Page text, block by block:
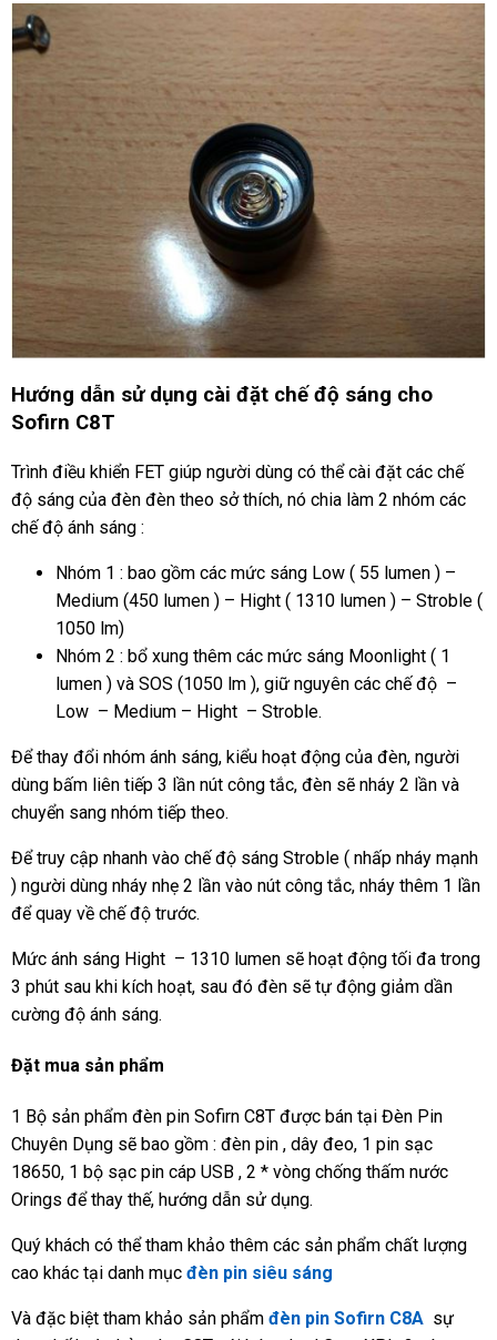
Hướng dẫn sử dụng cài đặt chế độ sáng cho
Sofirn C8T
Trình điều khiển FET giúp người dùng có thể cài đặt các chế
độ sáng của đèn đèn theo sở thích, nó chia làm 2 nhóm các
chế độ ánh sáng :
Nhóm 1 : bao gồm các mức sáng Low ( 55 lumen ) –
Medium (450 lumen ) – Hight ( 1310 lumen ) – Stroble (
1050 lm)
Nhóm 2 : bổ xung thêm các mức sáng Moonlight ( 1
lumen ) và SOS (1050 lm ), giữ nguyên các chế độ –
Low – Medium – Hight – Stroble.
Để thay đổi nhóm ánh sáng, kiểu hoạt động của đèn, người
dùng bấm liên tiếp 3 lần nút công tắc, đèn sẽ nháy 2 lần và
chuyển sang nhóm tiếp theo.
Để truy cập nhanh vào chế độ sáng Stroble ( nhấp nháy mạnh
) người dùng nháy nhẹ 2 lần vào nút công tắc, nháy thêm 1 lần
để quay về chế độ trước.
Mức ánh sáng Hight – 1310 lumen sẽ hoạt động tối đa trong
3 phút sau khi kích hoạt, sau đó đèn sẽ tự động giảm dần
cường độ ánh sáng.
Đặt mua sản phẩm
1 Bộ sản phẩm đèn pin Sofirn C8T được bán tại Đèn Pin
Chuyên Dụng sẽ bao gồm : đèn pin , dây đeo, 1 pin sạc
18650, 1 bộ sạc pin cáp USB , 2 * vòng chống thấm nước
Orings để thay thế, hướng dẫn sử dụng.
Quý khách có thể tham khảo thêm các sản phẩm chất lượng
cao khác tại danh mục đèn pin siêu sáng
Và đặc biệt tham khảo sản phẩm đèn pin Sofirn C8A sự